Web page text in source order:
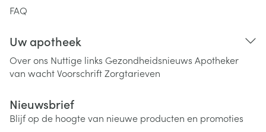
FAQ
Uw apotheek
Over ons Nuttige links Gezondheidsnieuws Apotheker
van wachtVoorschriftZorgtarieven
Nieuwsbrief
Blijf op de hoogte van nieuwe producten en promoties